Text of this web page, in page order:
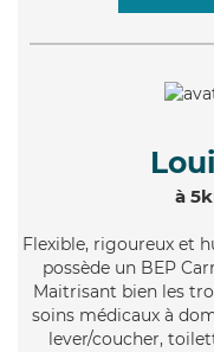
à
Flexible, rigoureux et
possède un BEP
Maitrisant bien les
soins médicaux à
lever/coucher,